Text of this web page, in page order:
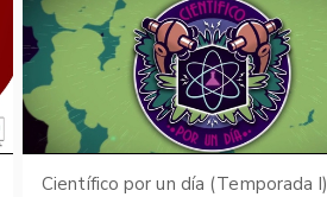
Científico por un día (Temporada I)